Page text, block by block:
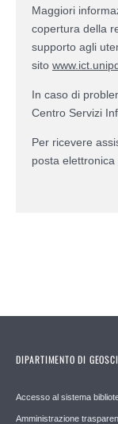
Maggiori
copertura della
supporto agli
sito
In caso di
Centro Servizi
Per ricevere
posta elettronica
DIPARTIMENTO DI
Accesso al sistema
Amministrazione